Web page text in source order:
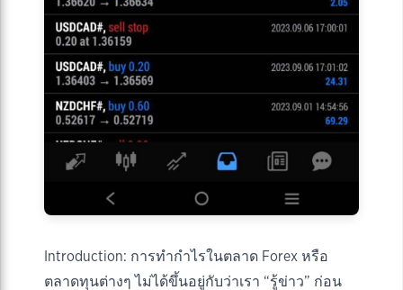
Introduction: การทำกำไรในตลาด Forex หรือ
ตลาดทุนต่างๆ ไม่ได้ขึ้นอยู่กับว่าเรา “รู้ข่าว” ก่อน